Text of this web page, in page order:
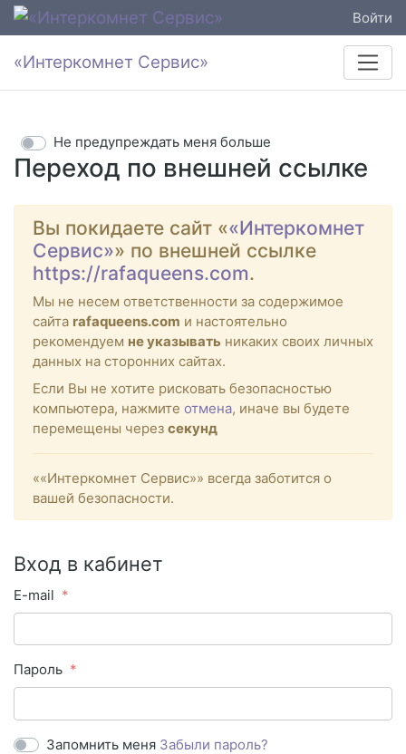
Войти
«Интеркомнет Сервис»
Переход по внешней ссылке
Не предупреждать меня больше
Вы покидаете сайт ««Интеркомнет
Сервис»» по внешней ссылке
https://rafaqueens.com.
Мы не несем ответственности за содержимое
сайта rafaqueens.com и настоятельно
рекомендуем не указывать никаких своих личных
данных на сторонних сайтах.
Если Вы не хотите рисковать безопасностью
компьютера, нажмите отмена, иначе вы будете
перемещены через секунд
««Интеркомнет Сервис»» всегда заботится о
вашей безопасности.
Вход в кабинет
E-mail
Пароль
Запомнить меня Забыли пароль?